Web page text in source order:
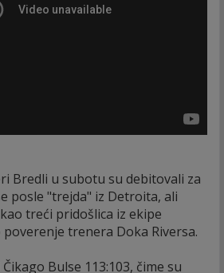
Bredli u subotu su debitovali za
posle "trejda" iz Detroita, ali
treći pridošlica iz ekipe
trenera Doka Riversa.
Bulse 113:103, čime su